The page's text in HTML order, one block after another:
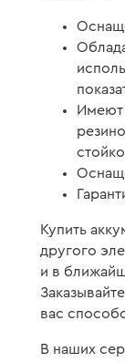
Имеют
Купить
другого
и в
вас
В наших